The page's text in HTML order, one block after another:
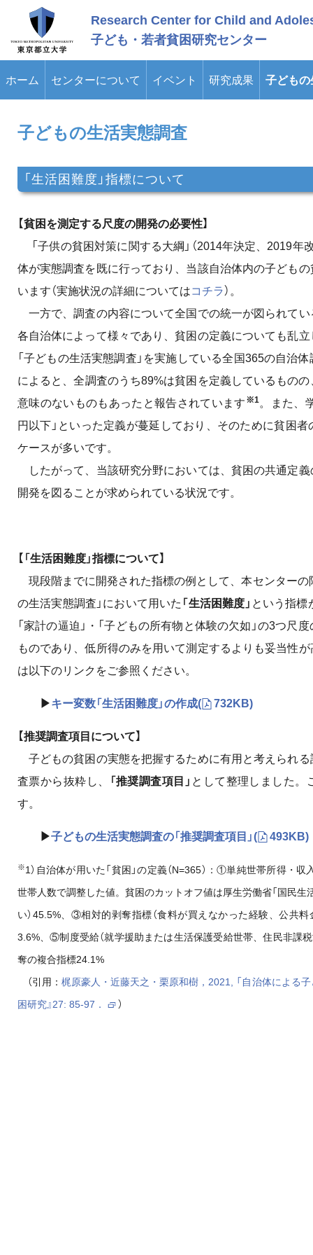
ン
ン
ツ
Research Center for Child and
子ども・若者貧困研究センター
ホーム センターについて イベント 研究成果 子どもの
子どもの生活実態調査
「生活困難度」指標について
【貧困を測定する尺度の開発の必要性】
「子供の貧困対策に関する大綱」（2014年決定、2019年
体が実態調査を既に行っており、当該自治体内の子ども
います（実施状況の詳細についてはコチラ ）。
一方で、調査の内容について全国での統一が図られて
各自治体によって様々であり、貧困の定義についても乱
「子どもの生活実態調査」を実施している全国365の自治
によると、全調査のうち89%は貧困を定義しているもの
意味のないものもあったと報告されています ※1。また、
円以下」といった定義が蔓延しており、そのために貧困
ケースが多いです。
したがって、当該研究分野においては、貧困の共通定
開発を図ることが求められている状況です。
【「生活困難度」指標について】
現段階までに開発された指標の例として、本センターの
の生活実態調査」において用いた 「生活困難度」 という指標
「家計の逼迫」・「子どもの所有物と体験の欠如」の3つ尺
ものであり、低所得のみを用いて測定するよりも妥当性
は以下のリンクをご参照ください。
▶キー変数「生活困難度」の作成( 732KB)
【推奨調査項目について】
子どもの貧困の実態を把握するために有用と考えられ
査票から抜粋し、
「推奨調査項目」 として整理しました。
す。
▶子どもの生活実態調査の「推奨調査項目」( 493KB)
※1）自治体が用いた「貧困」の定義（N=365）：①単純世帯所得・
世帯人数で調整した値。貧困のカットオフ値は厚生労働省「国民生
い）45.5%、③相対的剥奪指標（食料が買えなかった経験、公共
3.6%、⑤制度受給（就学援助または生活保護受給世帯、住民非課
奪の複合指標24.1%
（引用： 梶原豪人・近藤天之・栗原和樹，2021, 「自治体による子
困研究』27: 85-97．
）